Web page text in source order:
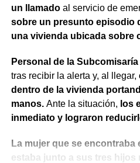
un llamadoal servicio de
sobre un presunto episodio
una vivienda ubicada sobre
Personal de la Subcomisaría
tras recibir la alerta y, al llegar,
dentro de la vivienda
manos. Ante la situación, los
inmediato y lograron
La mujer que se encontraba
estaba junto a sus tres hijos